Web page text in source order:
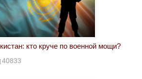
кто круче по военной мощи?
40833